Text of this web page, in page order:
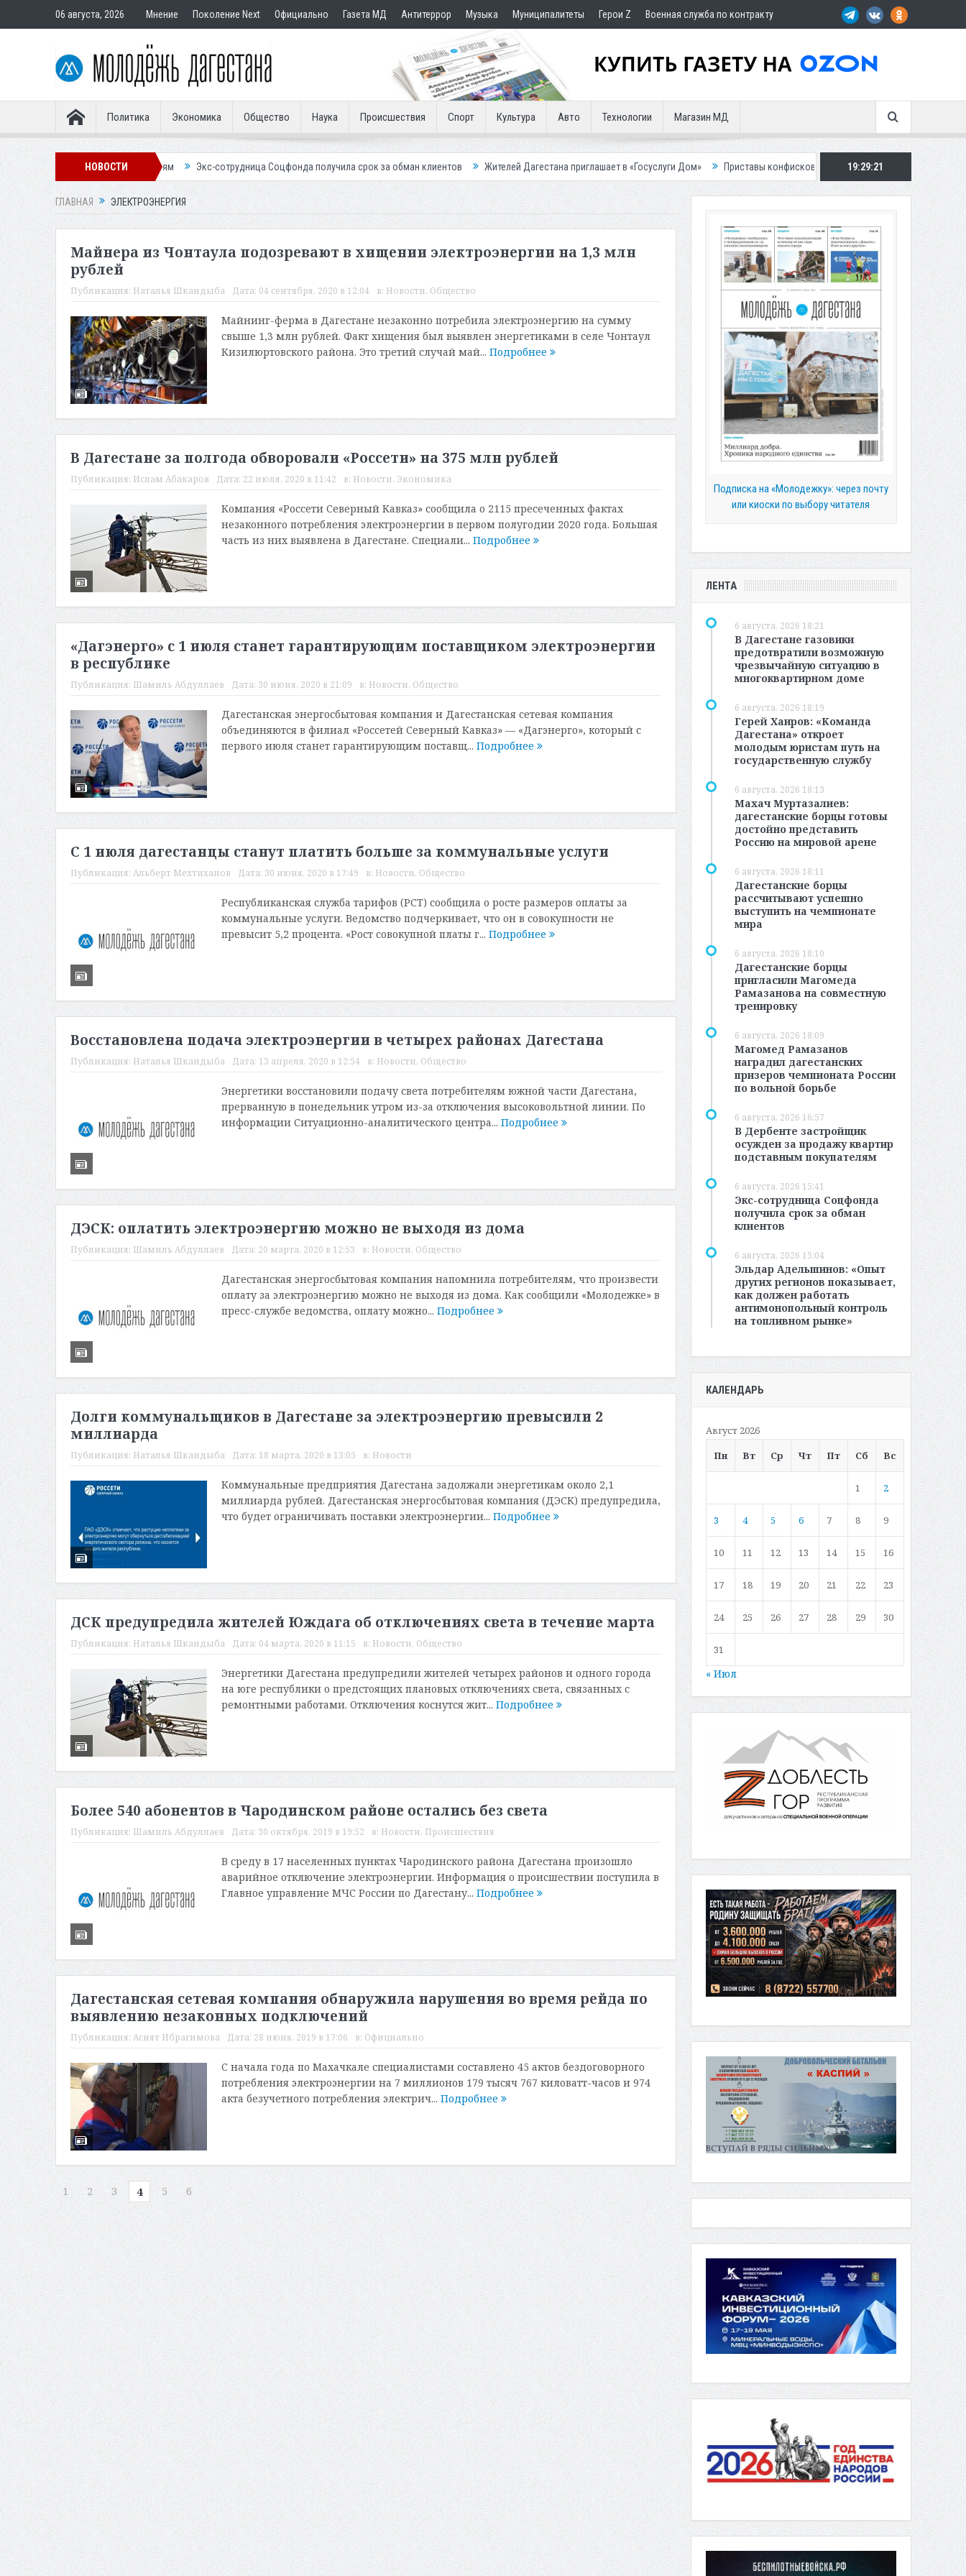
06 августа, 2026 Мнение Поколение Next Официально Газета МД Антитеррор Музыка Муниципалитеты Герои Z Военная служба по контракту
Политика Экономика Общество Наука Происшествия Спорт Культура Авто Технологии Магазин МД
НОВОСТИ
покупателям Экс-сотрудница Соцфонда получила срок за обман клиентов Жителей Дагестана приглашает в «Госуслуги Дом» Приставы конфисковали двух бурых медведей у жителя Дагестана
19:29:22
ГЛАВНАЯ ЭЛЕКТРОЭНЕРГИЯ
Майнера из Чонтаула подозревают в хищении электроэнергии на 1,3 млн
рублей
Публикация: Наталья Шкандыба Дата: 04 сентября, 2020 в 12:04 в: Новости, Общество
Майнинг-ферма в Дагестане незаконно потребила электроэнергию на сумму
свыше 1,3 млн рублей. Факт хищения был выявлен энергетиками в селе Чонтаул
Кизилюртовского района. Это третий случай май... Подробнее
В Дагестане за полгода обворовали «Россети» на 375 млн рублей
Публикация: Ислам Абакаров Дата: 22 июля, 2020 в 11:42 в: Новости, Экономика
Компания «Россети Северный Кавказ» сообщила о 2115 пресеченных фактах
незаконного потребления электроэнергии в первом полугодии 2020 года. Большая
часть из них выявлена в Дагестане. Специали... Подробнее
«Дагэнерго» с 1 июля станет гарантирующим поставщиком электроэнергии
в республике
Публикация: Шамиль Абдуллаев Дата: 30 июня, 2020 в 21:09 в: Новости, Общество
Дагестанская энергосбытовая компания и Дагестанская сетевая компания
объединяются в филиал «Россетей Северный Кавказ» — «Дагэнерго», который с
первого июля станет гарантирующим поставщ... Подробнее
С 1 июля дагестанцы станут платить больше за коммунальные услуги
Публикация: Альберт Мехтиханов Дата: 30 июня, 2020 в 17:49 в: Новости, Общество
Республиканская служба тарифов (РСТ) сообщила о росте размеров оплаты за
коммунальные услуги. Ведомство подчеркивает, что он в совокупности не
превысит 5,2 процента. «Рост совокупной платы г... Подробнее
Восстановлена подача электроэнергии в четырех районах Дагестана
Публикация: Наталья Шкандыба Дата: 13 апреля, 2020 в 12:54 в: Новости, Общество
Энергетики восстановили подачу света потребителям южной части Дагестана,
прерванную в понедельник утром из-за отключения высоковольтной линии. По
информации Ситуационно-аналитического центра... Подробнее
ДЭСК: оплатить электроэнергию можно не выходя из дома
Публикация: Шамиль Абдуллаев Дата: 20 марта, 2020 в 12:53 в: Новости, Общество
Дагестанская энергосбытовая компания напомнила потребителям, что произвести
оплату за электроэнергию можно не выходя из дома. Как сообщили «Молодежке» в
пресс-службе ведомства, оплату можно... Подробнее
Долги коммунальщиков в Дагестане за электроэнергию превысили 2
миллиарда
Публикация: Наталья Шкандыба Дата: 18 марта, 2020 в 13:05 в: Новости
Коммунальные предприятия Дагестана задолжали энергетикам около 2,1
миллиарда рублей. Дагестанская энергосбытовая компания (ДЭСК) предупредила,
что будет ограничивать поставки электроэнергии... Подробнее
ДСК предупредила жителей Юждага об отключениях света в течение марта
Публикация: Наталья Шкандыба Дата: 04 марта, 2020 в 11:15 в: Новости, Общество
Энергетики Дагестана предупредили жителей четырех районов и одного города
на юге республики о предстоящих плановых отключениях света, связанных с
ремонтными работами. Отключения коснутся жит... Подробнее
Более 540 абонентов в Чародинском районе остались без света
Публикация: Шамиль Абдуллаев Дата: 30 октября, 2019 в 19:52 в: Новости, Происшествия
В среду в 17 населенных пунктах Чародинского района Дагестана произошло
аварийное отключение электроэнергии. Информация о происшествии поступила в
Главное управление МЧС России по Дагестану... Подробнее
Дагестанская сетевая компания обнаружила нарушения во время рейда по
выявлению незаконных подключений
Публикация: Асият Ибрагимова Дата: 28 июня, 2019 в 17:06 в: Официально
С начала года по Махачкале специалистами составлено 45 актов бездоговорного
потребления электроэнергии на 7 миллионов 179 тысяч 767 киловатт-часов и 974
акта безучетного потребления электрич... Подробнее
1 2 3 4 5 6
Подписка на «Молодежку»: через почту
или киоски по выбору читателя
ЛЕНТА
6 августа, 2026 18:21
В Дагестане газовики
предотвратили возможную
чрезвычайную ситуацию в
многоквартирном доме
6 августа, 2026 18:19
Герей Хаиров: «Команда
Дагестана» откроет
молодым юристам путь на
государственную службу
6 августа, 2026 18:13
Махач Муртазалиев:
дагестанские борцы готовы
достойно представить
Россию на мировой арене
6 августа, 2026 18:11
Дагестанские борцы
рассчитывают успешно
выступить на чемпионате
мира
6 августа, 2026 18:10
Дагестанские борцы
пригласили Магомеда
Рамазанова на совместную
тренировку
6 августа, 2026 18:09
Магомед Рамазанов
наградил дагестанских
призеров чемпионата России
по вольной борьбе
6 августа, 2026 16:57
В Дербенте застройщик
осужден за продажу квартир
подставным покупателям
6 августа, 2026 15:41
Экс-сотрудница Соцфонда
получила срок за обман
клиентов
6 августа, 2026 15:04
Эльдар Адельшинов: «Опыт
других регионов показывает,
как должен работать
антимонопольный контроль
на топливном рынке»
КАЛЕНДАРЬ
Август 2026
Пн
Вт Ср Чт Пт Сб Вс
1 2
3 4 5 6 7 8 9
10 11 12 13 14 15 16
17 18 19 20 21 22 23
24 25 26 27 28 29 30
31
« Июл